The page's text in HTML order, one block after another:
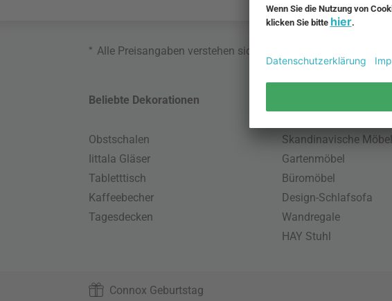
* Alle Preisangaben verstehen sich inklusive MwSt. und zzgl.
Beliebte Dekorationen
Obstschalen
Iittala Gläser
Tabletttisch
Kaffeebecher
Tagesdecken
Skandinavische Möbel
Gartenmöbel
Büromöbel
Design-Schlafsofa
Wandregale
HAY Stuhl
Connox Geburtstag